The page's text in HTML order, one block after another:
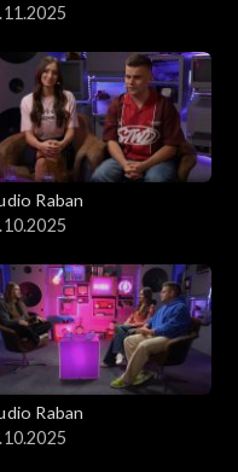
Raban
Raban